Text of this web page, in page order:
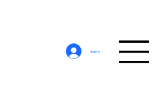
Войти